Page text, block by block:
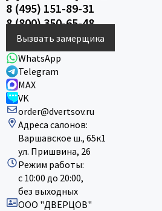
8 (495) 151-89-31
8 (800) 350-65-48
Вызвать замерщика
WhatsApp
Telegram
MAX
VK
order@dvertsov.ru
Адреса салонов:
Варшавское ш., 65к1
ул. Пришвина, 26
Режим работы:
с 10:00 до 20:00,
без выходных
ООО "ДВЕРЦОВ"